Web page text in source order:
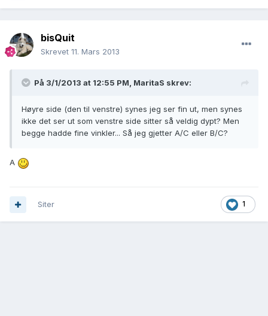
bisQuit
Skrevet 11. Mars 2013
På 3/1/2013 at 12:55 PM, MaritaS skrev:
Høyre side (den til venstre) synes jeg ser fin ut, men synes
ikke det ser ut som venstre side sitter så veldig dypt? Men
begge hadde fine vinkler... Så jeg gjetter A/C eller B/C?
A
1
Siter